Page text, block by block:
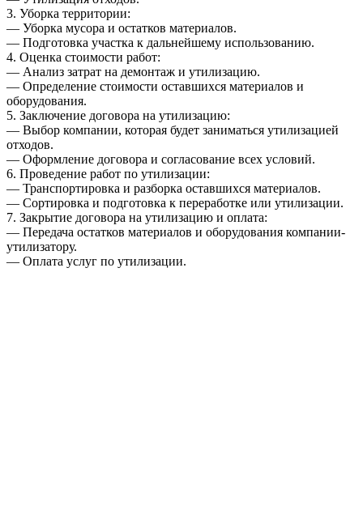
3. Уборка территории:
— Уборка мусора и остатков материалов.
— Подготовка участка к дальнейшему использованию.
4. Оценка стоимости работ:
— Анализ затрат на демонтаж и утилизацию.
— Определение стоимости оставшихся материалов и
оборудования.
5. Заключение договора на утилизацию:
— Выбор компании, которая будет заниматься утилизацией
отходов.
— Оформление договора и согласование всех условий.
6. Проведение работ по утилизации:
— Транспортировка и разборка оставшихся материалов.
— Сортировка и подготовка к переработке или утилизации.
7. Закрытие договора на утилизацию и оплата:
— Передача остатков материалов и оборудования компании-
утилизатору.
— Оплата услуг по утилизации.